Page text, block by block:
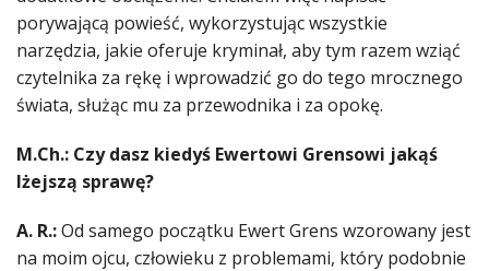
porywającą powieść, wykorzystując wszystkie
narzędzia, jakie oferuje kryminał, aby tym razem wziąć
czytelnika za rękę i wprowadzić go do tego mrocznego
świata, służąc mu za przewodnika i za opokę.
M.Ch.: Czy dasz kiedyś Ewertowi Grensowi jakąś
lżejszą sprawę?
A. R.:Od samego początku Ewert Grens wzorowany jest
na moim ojcu, człowieku z problemami, który podobnie